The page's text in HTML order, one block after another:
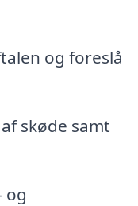
og foreslå
skøde samt
og